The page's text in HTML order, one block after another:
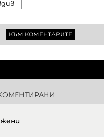
КЪМ КОМЕНТАРИТЕ
жени